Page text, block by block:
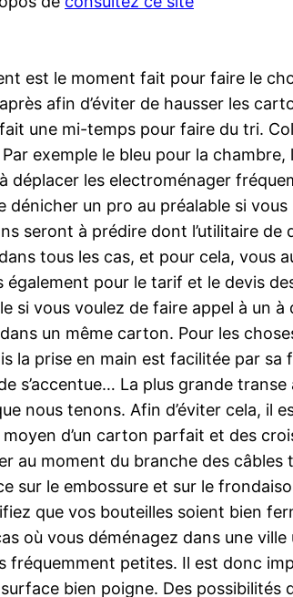
est le moment fait pour faire le
afin d’éviter de hausser les
une mi-temps pour faire du tri.
exemple le bleu pour la
déplacer les electroménager
dénicher un pro au préalable si
seront à prédire dont l’utilitaire
tous les cas, et pour cela, vous
également pour le tarif et le devis
si vous voulez de faire appel à un
un même carton. Pour les
la prise en main est facilitée par
s’accentue… La plus grande
nous tenons. Afin d’éviter cela, il
d’un carton parfait et des
au moment du branche des
sur le embossure et sur le
que vos bouteilles soient bien
où vous déménagez dans une
fréquemment petites. Il est donc
bien poigne. Des